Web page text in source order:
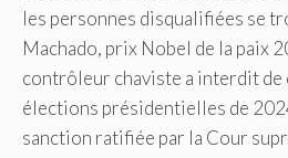
les personnes disqualifiées se
Machado, prix Nobel de la paix
contrôleur chaviste a interdit de
élections présidentielles de
sanction ratifiée par la Cour